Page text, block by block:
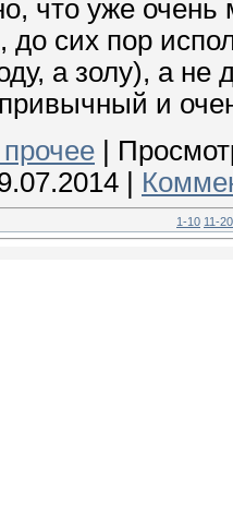
что уже
сих пор
а золу), а
и
|
|
1-10 11-20